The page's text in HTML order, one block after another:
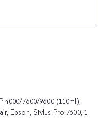
4000/7600/9600 (110ml),
Epson, Stylus Pro 7600, 1